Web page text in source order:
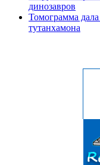
динозавров
Томограмма
тутанхамона